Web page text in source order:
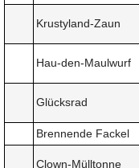
Krustyland-Zaun
Hau-den-Maulwurf
Glücksrad
Brennende Fackel
Clown-Mülltonne